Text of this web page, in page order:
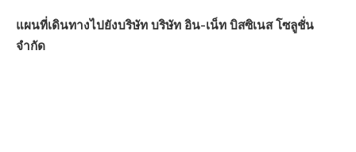
แผนที่เดินทางไปยังบริษัท บริษัท อิน-เน็ท บิสซิเนส โซลูชั่น
จำกัด